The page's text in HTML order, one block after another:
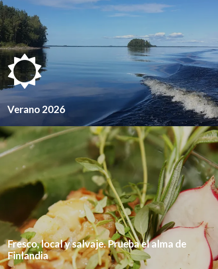
Verano 2026
Fresco, local y salvaje. Prueba el alma de
Finlandia